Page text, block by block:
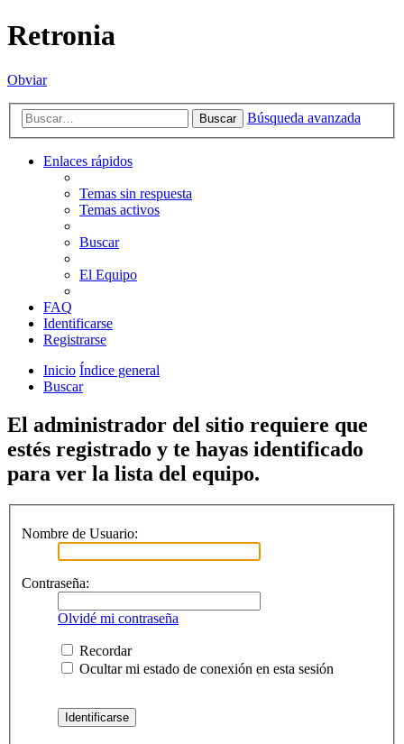
Retronia
Obviar
Buscar Búsqueda avanzada
Enlaces rápidos
Temas sin respuesta
Temas activos
Buscar
El Equipo
FAQ
Identificarse
Registrarse
Inicio Índice general
Buscar
El administrador del sitio requiere que
estés registrado y te hayas identificado
para ver la lista del equipo.
Nombre de Usuario:
Contraseña:
Olvidé mi contraseña
Recordar
Ocultar mi estado de conexión en esta sesión